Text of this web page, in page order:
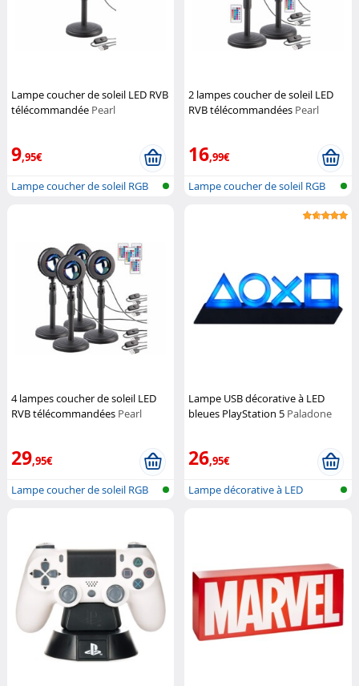
Lampe coucher de soleil LED RVB
télécommandée Pearl
9,95€
Lampe coucher de soleil RGB
2 lampes coucher de soleil LED
RVB télécommandées Pearl
16,99€
Lampe coucher de soleil RGB
4 lampes coucher de soleil LED
RVB télécommandées Pearl
29,95€
Lampe coucher de soleil RGB
Lampe USB décorative à LED
bleues PlayStation 5 Paladone
26,95€
Lampe décorative à LED